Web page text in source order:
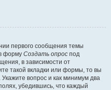
первого сообщения темы
форму Создать опрос под
в зависимости от
такой вкладки или формы, то вы
вопрос и как минимум два
убедившись, что каждый